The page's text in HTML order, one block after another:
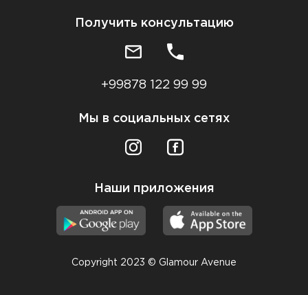
Получить консультацию
+99878 122 99 99
Мы в социальных сетях
Наши приложения
Copyright 2023 © Glamour Avenue